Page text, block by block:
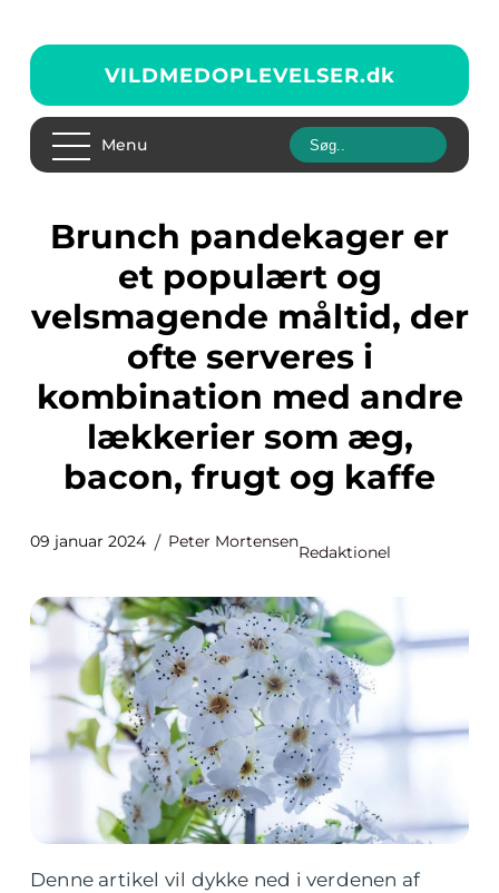
VILDMEDOPLEVELSER.dk
Menu
Brunch pandekager er
et populært og
velsmagende måltid, der
ofte serveres i
kombination med andre
lækkerier som æg,
bacon, frugt og kaffe
09 januar 2024 Peter Mortensen
Redaktionel
Denne artikel vil dykke ned i verdenen af